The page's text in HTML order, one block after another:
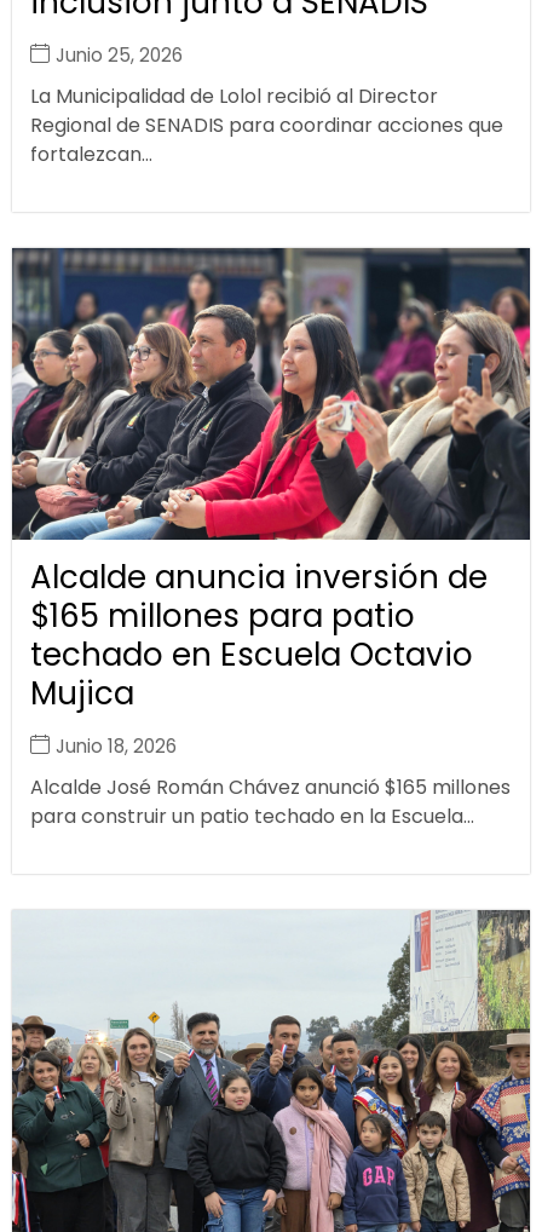
Junio 25, 2026
La Municipalidad de Lolol recibió al Director
Regional de SENADIS para coordinar acciones que
fortalezcan...
Alcalde anuncia inversión de
$165 millones para patio
techado en Escuela Octavio
Mujica
Junio 18, 2026
Alcalde José Román Chávez anunció $165 millones
para construir un patio techado en la Escuela...